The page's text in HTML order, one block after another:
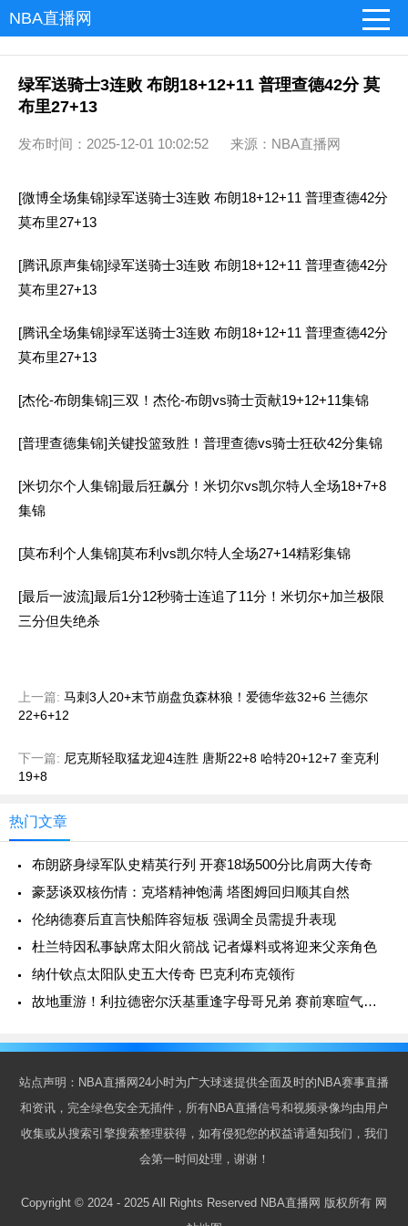
NBA直播网
绿军送骑士3连败 布朗18+12+11 普理查德42分 莫
布里27+13
发布时间：2025-12-01 10:02:52 来源：NBA直播网
[微博全场集锦]绿军送骑士3连败 布朗18+12+11 普理查德42分
莫布里27+13
[腾讯原声集锦]绿军送骑士3连败 布朗18+12+11 普理查德42分
莫布里27+13
[腾讯全场集锦]绿军送骑士3连败 布朗18+12+11 普理查德42分
莫布里27+13
[杰伦-布朗集锦]三双！杰伦-布朗vs骑士贡献19+12+11集锦
[普理查德集锦]关键投篮致胜！普理查德vs骑士狂砍42分集锦
[米切尔个人集锦]最后狂飙分！米切尔vs凯尔特人全场18+7+8
集锦
[莫布利个人集锦]莫布利vs凯尔特人全场27+14精彩集锦
[最后一波流]最后1分12秒骑士连追了11分！米切尔+加兰极限
三分但失绝杀
上一篇: 马刺3人20+末节崩盘负森林狼！爱德华兹32+6 兰德尔
22+6+12
下一篇: 尼克斯轻取猛龙迎4连胜 唐斯22+8 哈特20+12+7 奎克利
19+8
热门文章
布朗跻身绿军队史精英行列 开赛18场500分比肩两大传奇
豪瑟谈双核伤情：克塔精神饱满 塔图姆回归顺其自然
伦纳德赛后直言快船阵容短板 强调全员需提升表现
杜兰特因私事缺席太阳火箭战 记者爆料或将迎来父亲角色
纳什钦点太阳队史五大传奇 巴克利布克领衔
故地重游！利拉德密尔沃基重逢字母哥兄弟 赛前寒暄气氛融洽
站点声明：NBA直播网24小时为广大球迷提供全面及时的NBA赛事直播
和资讯，完全绿色安全无插件，所有NBA直播信号和视频录像均由用户
收集或从搜索引擎搜索整理获得，如有侵犯您的权益请通知我们，我们
会第一时间处理，谢谢！
Copyright © 2024 - 2025 All Rights Reserved NBA直播网 版权所有 网